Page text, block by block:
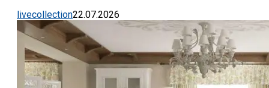
livecollection22.07.2026